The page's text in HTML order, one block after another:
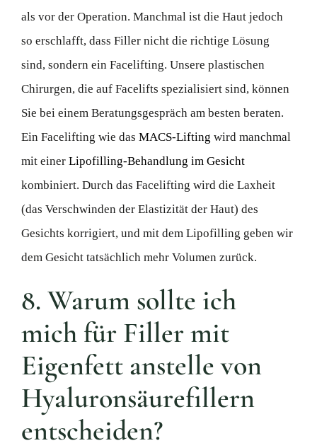
als vor der Operation. Manchmal ist die Haut jedoch
so erschlafft, dass Filler nicht die richtige Lösung
sind, sondern ein Facelifting. Unsere plastischen
Chirurgen, die auf Facelifts spezialisiert sind, können
Sie bei einem Beratungsgespräch am besten beraten.
Ein Facelifting wie das MACS-Lifting wird manchmal
mit einer Lipofilling-Behandlung im Gesicht
kombiniert. Durch das Facelifting wird die Laxheit
(das Verschwinden der Elastizität der Haut) des
Gesichts korrigiert, und mit dem Lipofilling geben wir
dem Gesicht tatsächlich mehr Volumen zurück.
8. Warum sollte ich
mich für Filler mit
Eigenfett anstelle von
Hyaluronsäurefillern
entscheiden?